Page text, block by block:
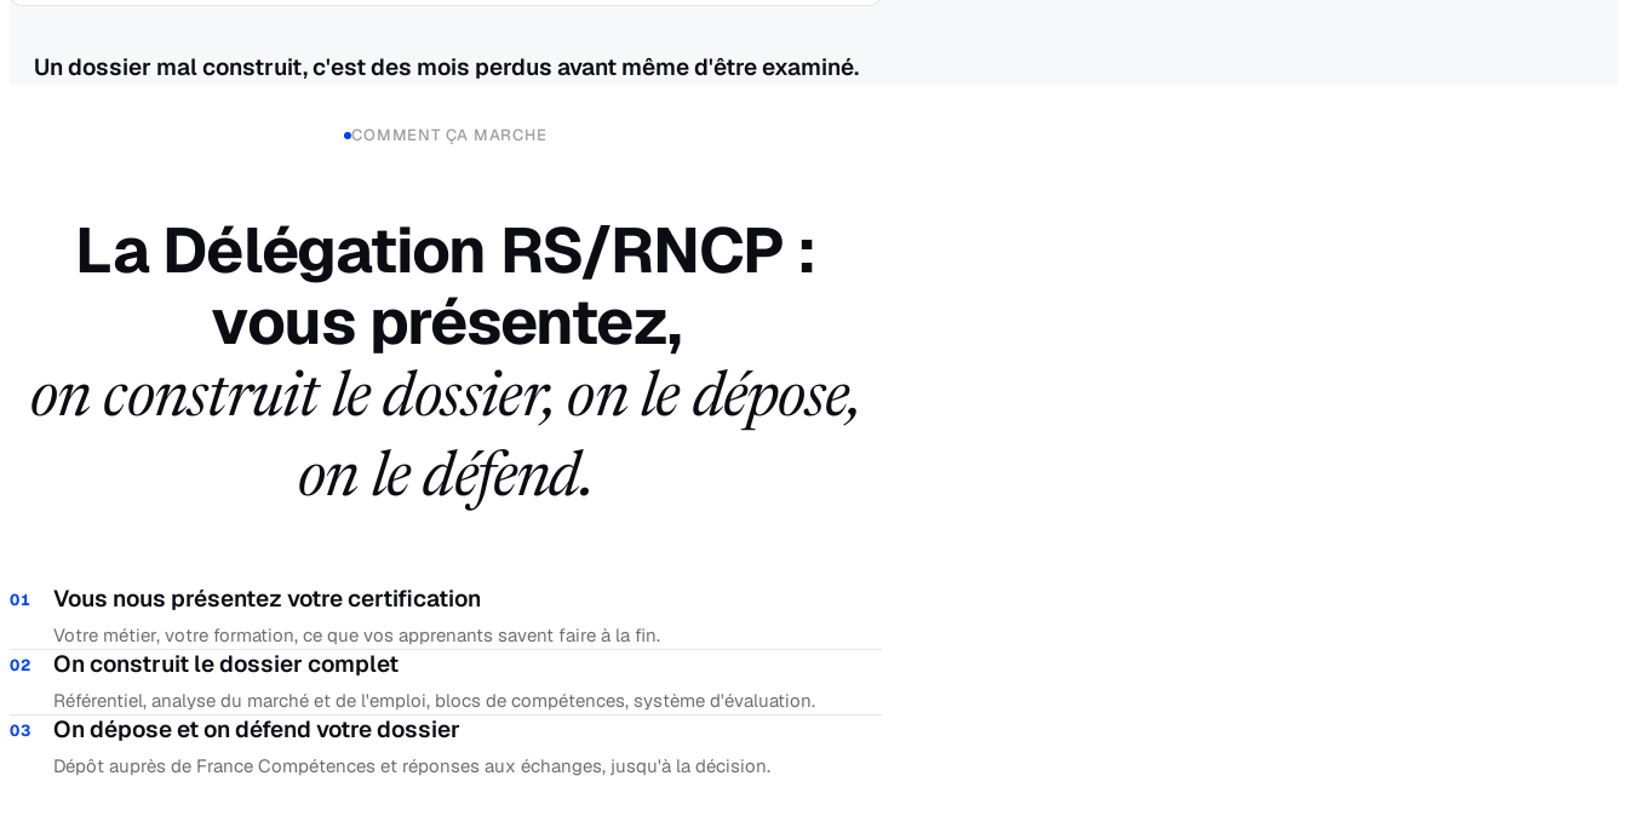
Un dossier mal construit, c'est des mois perdus avant même d'être examiné.
COMMENT ÇA MARCHE
La Délégation RS/RNCP :
vous présentez,
on construit le dossier, on le dépose,
on le défend.
01 Vous nous présentez votre certification
Votre métier, votre formation, ce que vos apprenants savent faire à la fin.
02 On construit le dossier complet
Référentiel, analyse du marché et de l'emploi, blocs de compétences, système d'évaluation.
03 On dépose et on défend votre dossier
Dépôt auprès de France Compétences et réponses aux échanges, jusqu'à la décision.